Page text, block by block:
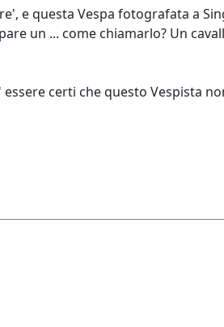
e questa Vespa fotografata a
un ... come chiamarlo? Un
certi che questo Vespista